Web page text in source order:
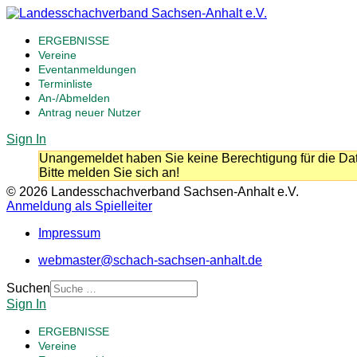
ERGEBNISSE
Vereine
Eventanmeldungen
Terminliste
An-/Abmelden
Antrag neuer Nutzer
Sign In
Unangemeldet haben Sie keine Berechtigung für die
Bitte melden Sie sich an!
© 2026 Landesschachverband Sachsen-Anhalt e.V.
Anmeldung als Spielleiter
Impressum
webmaster@schach-sachsen-anhalt.de
Suchen
Sign In
ERGEBNISSE
Vereine